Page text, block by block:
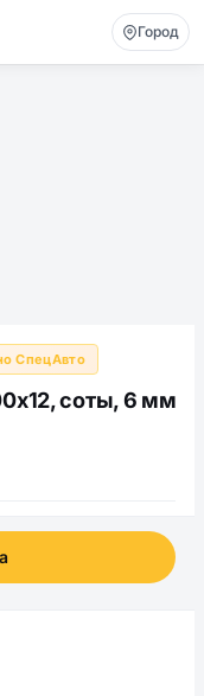
Город
СпецАвто
соты, 6 мм